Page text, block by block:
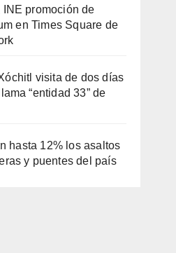
INE promoción de
en Times Square de
visita de dos días
“entidad 33” de
hasta 12% los asaltos
y puentes del país